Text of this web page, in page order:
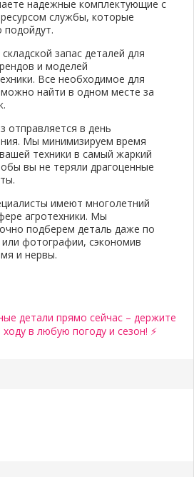
надежные комплектующие с
службы, которые
подойдут.
запас деталей для
и моделей
Все необходимое для
найти в одном месте за
отправляется в день
Мы минимизируем время
техники в самый жаркий
вы не теряли драгоценные
имеют многолетний
агротехники. Мы
подберем деталь даже по
или фотографии, сэкономив
и нервы.
детали прямо сейчас – держите
в любую погоду и сезон! ⚡